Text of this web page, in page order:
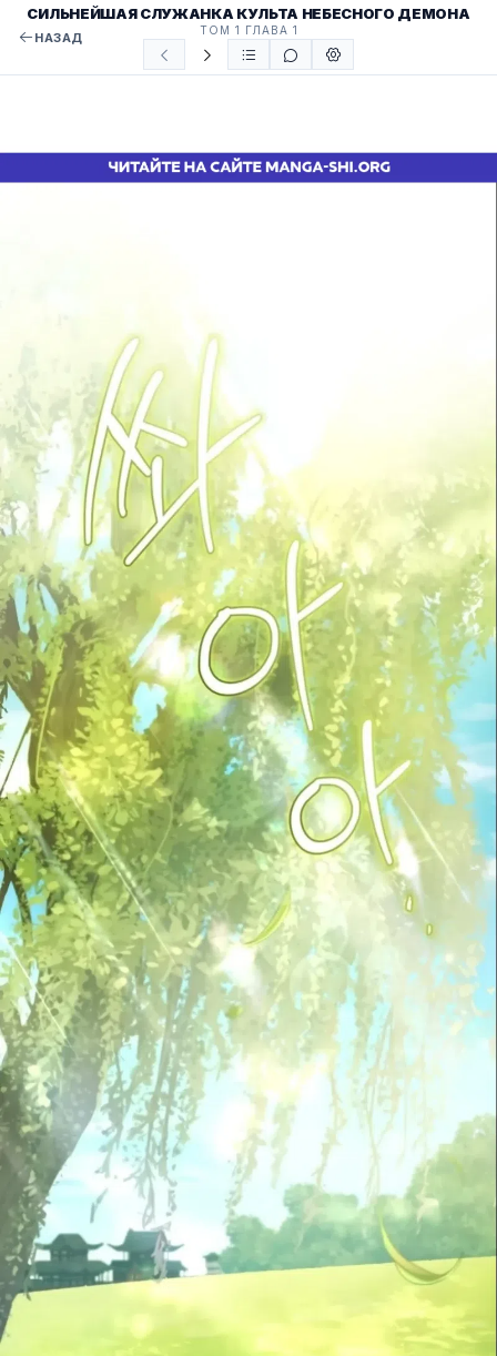
НАЗАД
СИЛЬНЕЙШАЯ СЛУЖАНКА КУЛЬТА НЕБЕСНОГО ДЕМОНА
ТОМ 1 ГЛАВА 1